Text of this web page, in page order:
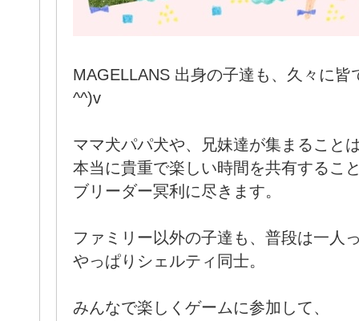
MAGELLANS 出身の子達も、久々に
^^)v
ママ犬パパ犬や、兄妹達が集まること
本当に貴重で楽しい時間を共有するこ
ブリーダー冥利に尽きます。
ファミリー以外の子達も、普段は一人
やっぱりシェルティ同士。
みんなで楽しくゲームに参加して、